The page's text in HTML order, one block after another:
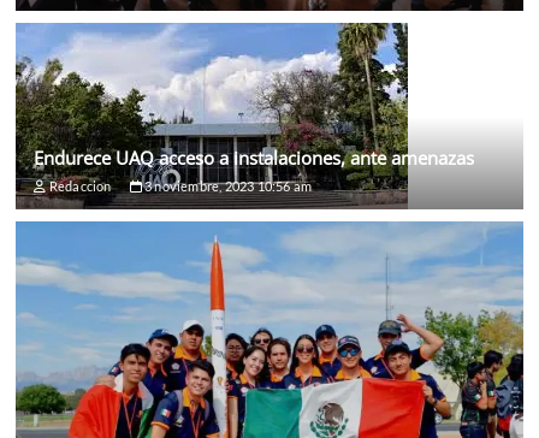
Endurece UAQ acceso a instalaciones, ante amenazas
Redaccion 3 noviembre, 2023 10:56 am